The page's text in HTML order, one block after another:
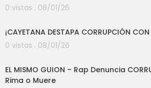
0 vistas . 08/01/26
¡CAYETANA DESTAPA CORRUPCIÓN
0 vistas . 08/01/26
EL MISMO GUION – Rap Denuncia
Rima o Muere